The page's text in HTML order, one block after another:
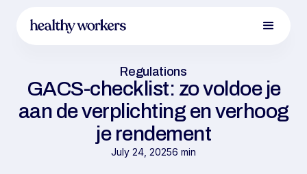
Regulations
GACS-checklist: zo voldoe je
aan de verplichting en verhoog
je rendement
July 24, 20256 min